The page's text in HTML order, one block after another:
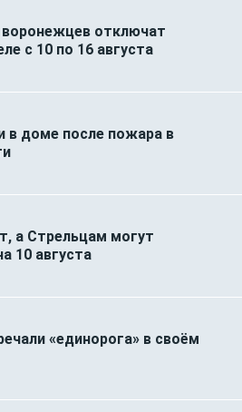
отключат
с 10 по 16 августа
доме после пожара в
а Стрельцам могут
10 августа
«единорога» в своём